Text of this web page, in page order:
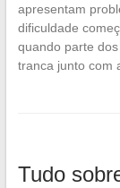
apresentam
dificuldade
quando parte
tranca junto com
Tudo